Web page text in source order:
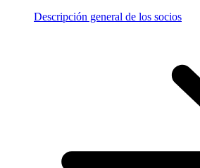
Descripción general de los socios